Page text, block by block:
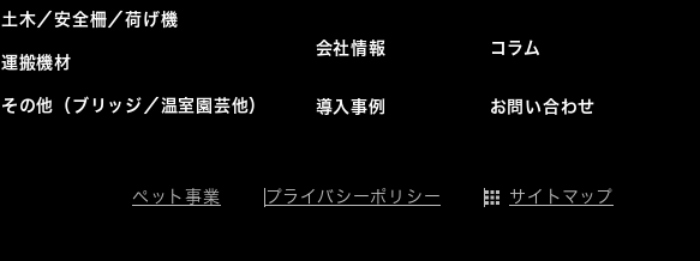
土木／安全柵／荷げ機
運搬機材
その他（ブリッジ／温室園芸他）
会社情報
導入事例
コラム
お問い合わせ
ペット事業 プライバシーポリシー サイトマップ